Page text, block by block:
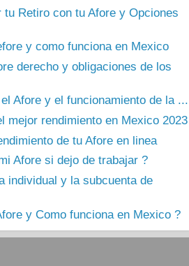
tu Retiro con tu Afore y Opciones
y como funciona en Mexico
derecho y obligaciones de los
Afore y el funcionamiento de la ...
mejor rendimiento en Mexico 2023
de tu Afore en linea
Afore si dejo de trabajar ?
individual y la subcuenta de
y Como funciona en Mexico ?